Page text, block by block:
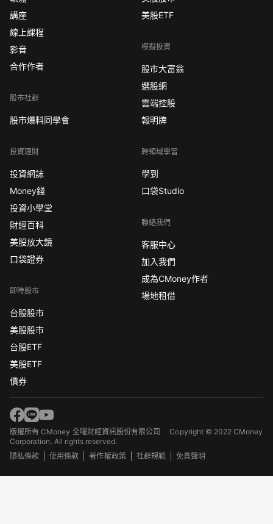
講座
線上課程
影音
合作作者
股市社群
股市爆料同學會
投資理財
投資網誌
Money錢
投資小學堂
財經百科
美股放大鏡
口袋證券
即時股市
台股股市
美股股市
台股ETF
美股ETF
債券
美股ETF
模擬投資
股市大富翁
選股網
雲端控股
報明牌
跨領域學習
學到
口袋Studio
聯絡我們
客服中心
加入我們
成為CMoney作者
場地租借
版權所有 CMoney 全曜財經資訊股份有限公司Copyright © 2022 CMoney
Corporation. All rights reserved.
隱私條款
使用條款 著作權政策 社群規範 免責聲明